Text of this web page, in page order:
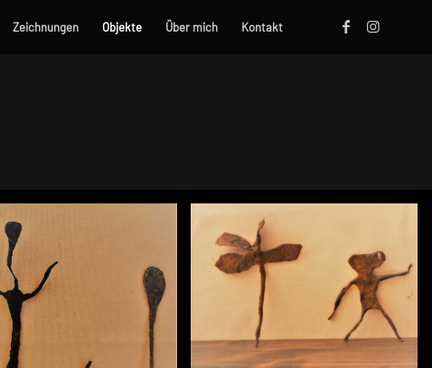
Zeichnungen Objekte Über mich Kontakt
Objekt 4
Objekt 8